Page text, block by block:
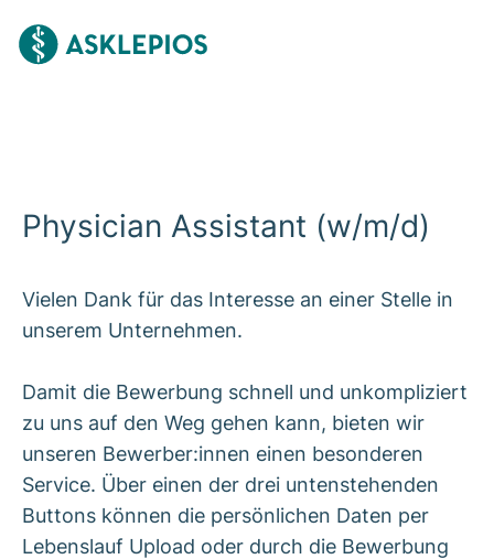
Physician Assistant (w/m/d)
Vielen Dank für das Interesse an einer Stelle in
unserem Unternehmen.
Damit die Bewerbung schnell und unkompliziert
zu uns auf den Weg gehen kann, bieten wir
unseren Bewerber:innen einen besonderen
Service. Über einen der drei untenstehenden
Buttons können die persönlichen Daten per
Lebenslauf Upload oder durch die Bewerbung